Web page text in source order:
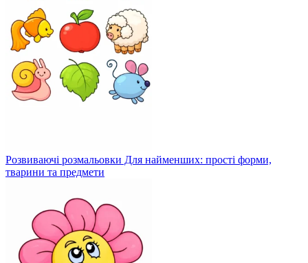
Розвиваючі розмальовки Для найменших: прості форми,
тварини та предмети